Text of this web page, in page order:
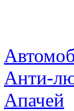
Анти-
Апачей